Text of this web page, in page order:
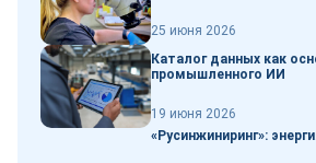
25 июня 2026
Каталог данных как
промышленного ИИ
19 июня 2026
«Русинжиниринг»: